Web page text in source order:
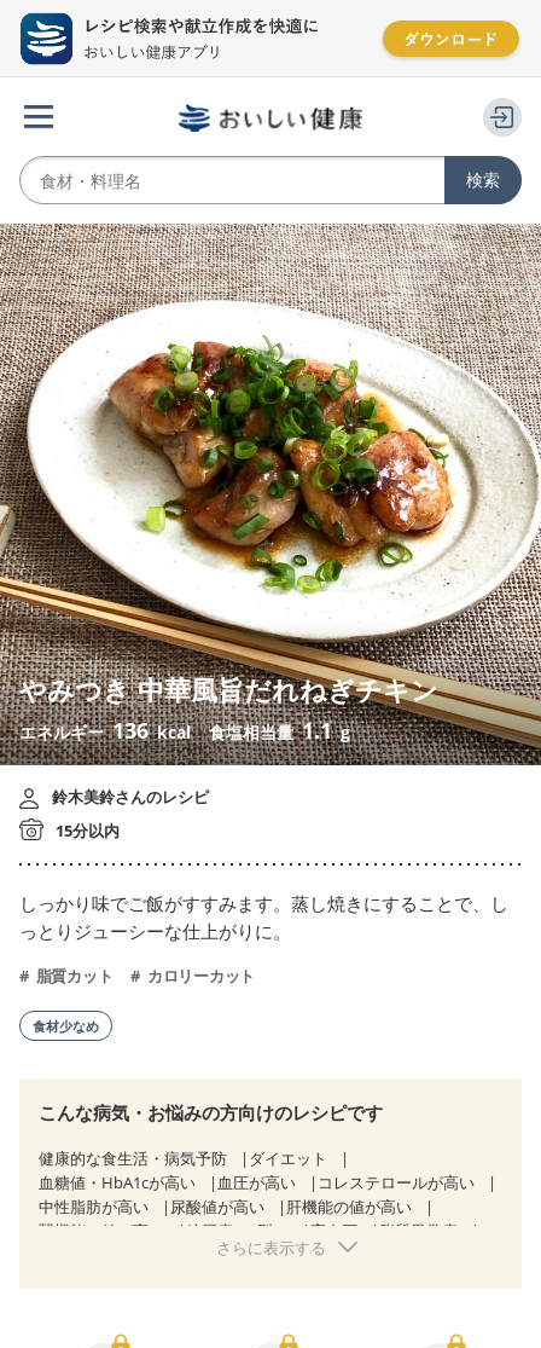
やみつき 中華風旨だれねぎチキン
エネルギー136 kcal 食塩相当量1.1 g
鈴木美鈴さんのレシピ
15分以内
しっかり味でご飯がすすみます。蒸し焼きにすることで、し
っとりジューシーな仕上がりに。
脂質カット カロリーカット
食材少なめ
こんな病気・お悩みの方向けのレシピです
健康的な食生活・病気予防
ダイエット
血糖値・HbA1cが高い
血圧が高い
コレステロールが高い
中性脂肪が高い
尿酸値が高い
肝機能の値が高い
腎機能の値が高い
糖尿病（2型） 高血圧
脂質異常症
胃炎 胃ポリープ
さらに表示する